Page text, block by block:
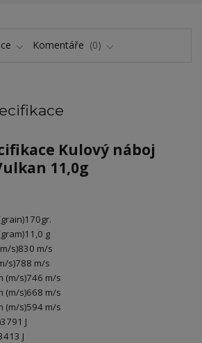
Komentáře 0
Kulový náboj
11,0g
g
s)830 m/s
s)788 m/s
(m/s)746 m/s
(m/s)668 m/s
(m/s)594 m/s
J
J